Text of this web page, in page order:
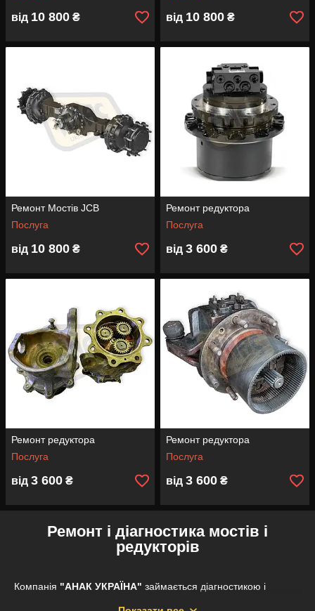
від 10 800 ₴ від 10 800 ₴
Ремонт Мостів JCB
Послуга
від 10 800 ₴
Ремонт редуктора
Послуга
від 3 600 ₴
Ремонт редуктора
Послуга
від 3 600 ₴
Ремонт редуктора
Послуга
від 3 600 ₴
Ремонт і діагностика мостів і
редукторів
Компанія "АНАК УКРАЇНА" займається діагностикою і